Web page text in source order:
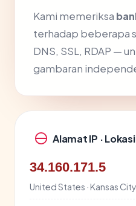
Kami memeriksa
terhadap beberapa
DNS, SSL, RDAP —
gambaran
Alamat IP ·
34.160.171.5
United States · Kansas City